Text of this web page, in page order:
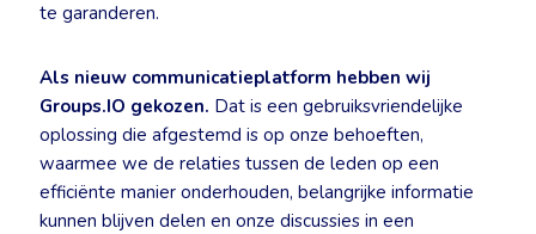
te garanderen.
Als nieuw communicatieplatform hebben wij
Groups.IO gekozen. Dat is een gebruiksvriendelijke
oplossing die afgestemd is op onze behoeften,
waarmee we de relaties tussen de leden op een
efficiënte manier onderhouden, belangrijke informatie
kunnen blijven delen en onze discussies in een